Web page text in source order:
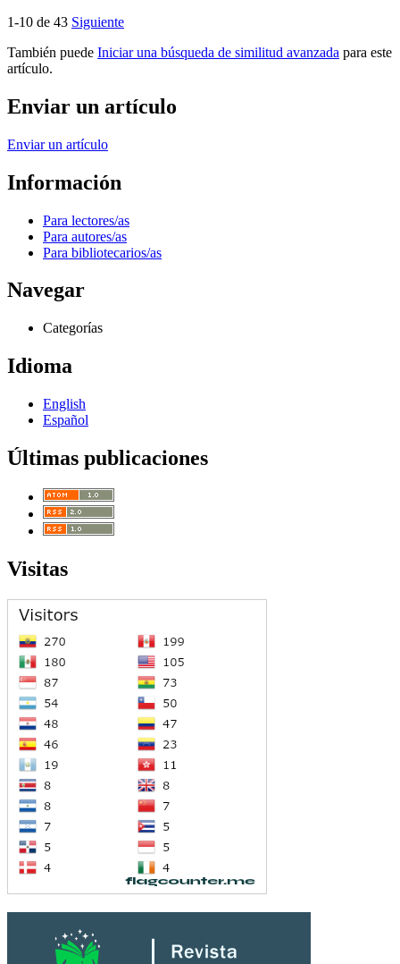
1-10 de 43 Siguiente
También puede Iniciar una búsqueda de similitud avanzada para este
artículo.
Enviar un artículo
Enviar un artículo
Información
Para lectores/as
Para autores/as
Para bibliotecarios/as
Navegar
Categorías
Idioma
English
Español
Últimas publicaciones
Visitas